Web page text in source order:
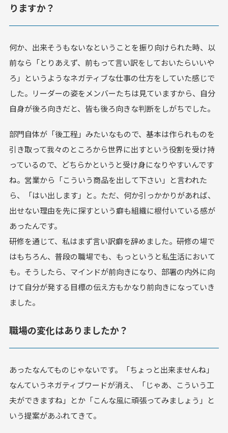
りますか？
何か、出来そうもないなということを振り向けられた時、以
前なら「とりあえず、前もって言い訳をしておいたらいいや
ろ」というようなネガティブな仕事の仕方をしていた感じで
した。リーダーの姿をメンバーたちは見ていますから、自分
自身が後ろ向きだと、皆も後ろ向きな判断をしがちでした。
部門自体が「後工程」みたいなもので、基本は作られものを
引き取って我々のところから世界に出すという役割を受け持
っているので、どちらかというと受け身になりやすいんです
ね。営業から「こういう商品を出して下さい」と言われた
ら、「はい出します」と。ただ、何か引っかかりがあれば、
出せない理由を先に探すという癖も組織に根付いている感が
あったんです。
研修を通じて、私はまず言い訳癖を辞めました。研修の場で
はもちろん、普段の職場でも、もっというと私生活において
も。そうしたら、マインドが前向きになり、部署の内外に向
けて自分が発する目標の伝え方もかなり前向きになっていき
ました。
職場の変化はありましたか？
あったなんてものじゃないです。「ちょっと出来ませんね」
なんていうネガティブワードが消え、「じゃあ、こういう工
夫ができますね」とか「こんな風に頑張ってみましょう」と
いう提案があふれてきて。